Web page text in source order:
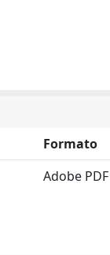
Formato
Adobe PDF